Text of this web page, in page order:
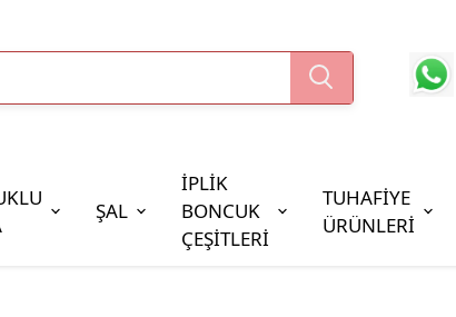
ŞAL
İPLİK
BONCUK
ÇEŞİTLERİ
TUHAFİYE
ÜRÜNLERİ